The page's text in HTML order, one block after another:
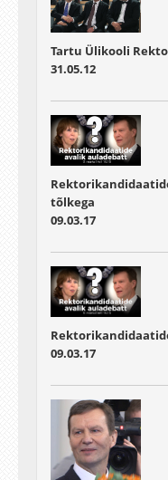
Tartu Ülikooli
31.05.12
tõlkega
09.03.17
09.03.17